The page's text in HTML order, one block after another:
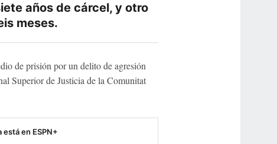
años de cárcel, y otro
meses.
de prisión por un delito de agresión
Superior de Justicia de la Comunitat
está en ESPN+